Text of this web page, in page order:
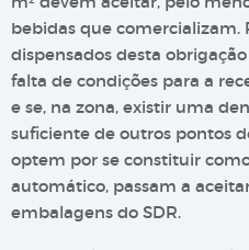
bebidas que comercializam.
dispensados desta
falta de condições para a
e se, na zona, existir uma
suficiente de outros pontos
optem por se constituir
automático, passam a
embalagens do SDR.